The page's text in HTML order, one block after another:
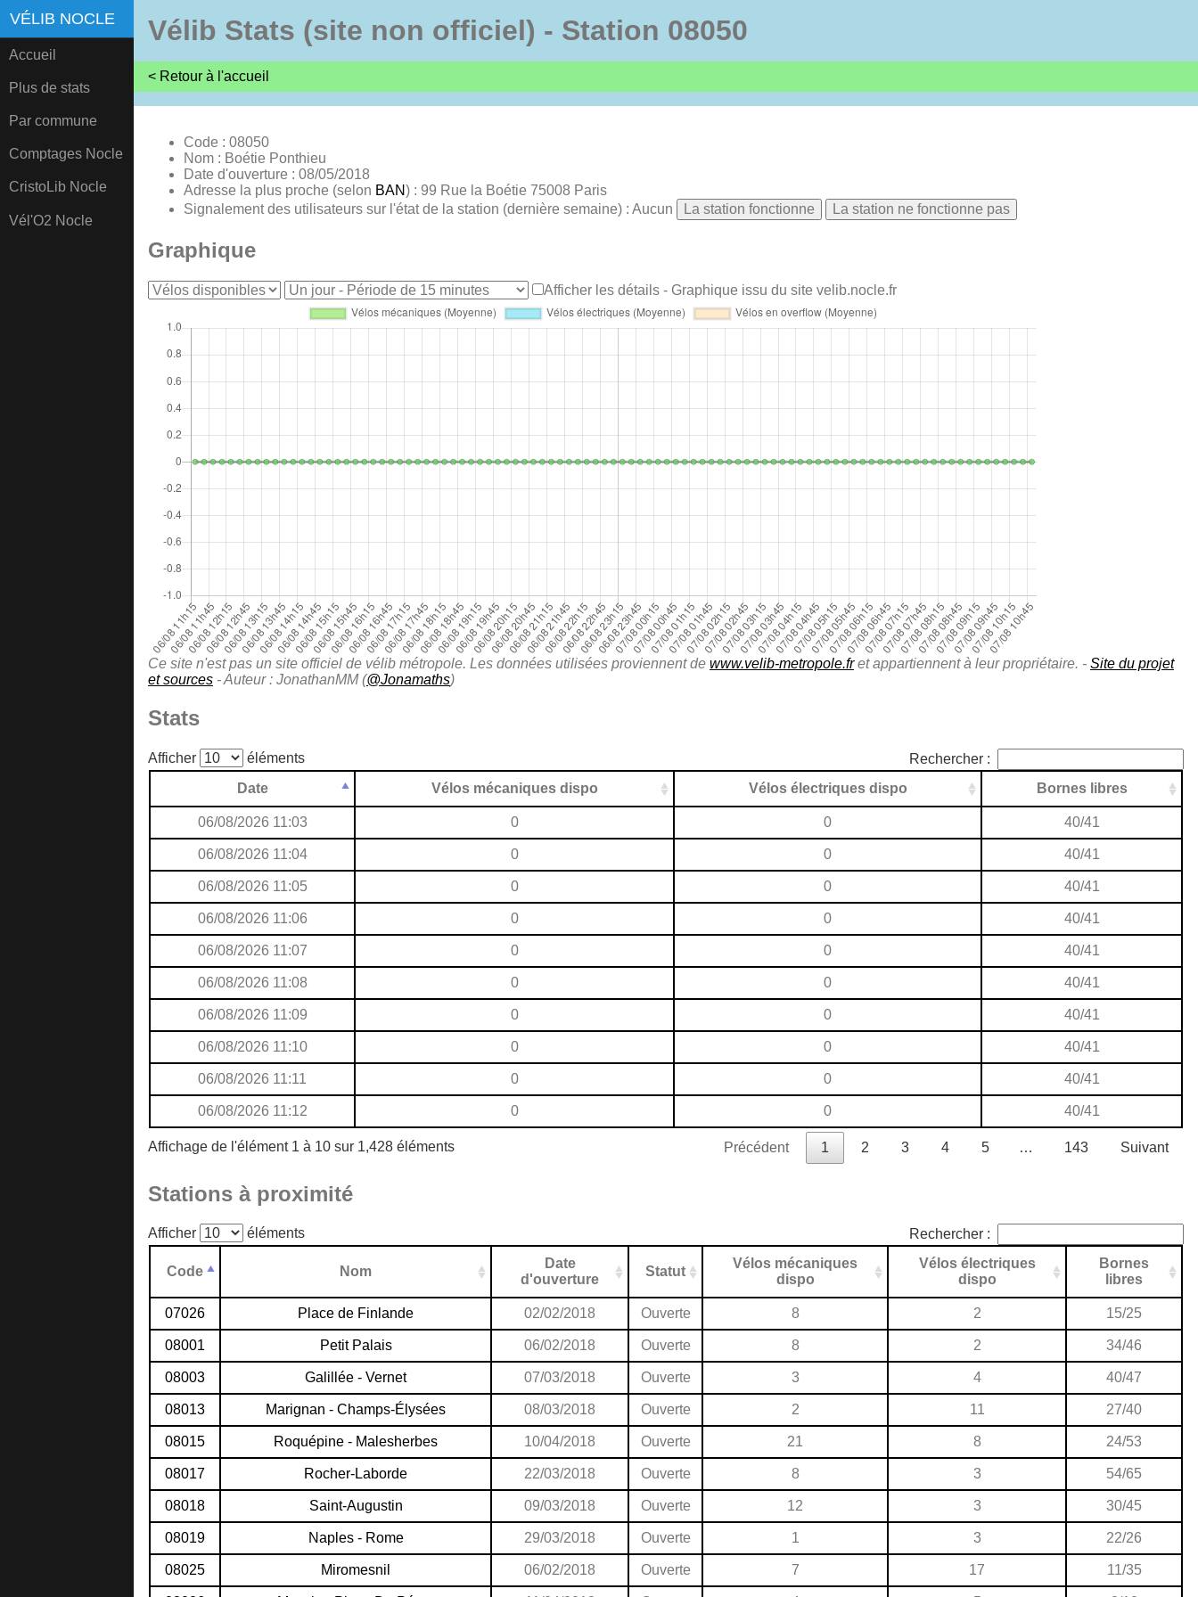
VÉLIB NOCLE
Accueil
Plus de stats
Par commune
Comptages Nocle
CristoLib Nocle
Vél'O2 Nocle
Vélib Stats (site non officiel) - Station 08050
< Retour à l'accueil
Code : 08050
Nom : Boétie Ponthieu
Date d'ouverture : 08/05/2018
Adresse la plus proche (selon BAN) : 99 Rue la Boétie 75008 Paris
Signalement des utilisateurs sur l'état de la station (dernière semaine) : Aucun
La station fonctionne La station ne fonctionne pas
Graphique
Afficher les détails - Graphique issu du site velib.nocle.fr
Ce site n'est pas un site officiel de vélib métropole. Les données utilisées proviennent de www.velib-metropole.fret appartiennent à leur propriétaire. - Site du projet
et sources - Auteur : JonathanMM (@Jonamaths)
Stats
Afficher éléments
Rechercher :
Date
Vélos mécaniques dispo Vélos électriques dispo Bornes libres
06/08/2026 11:03 0 0 40/41
06/08/2026 11:04 0 0 40/41
06/08/2026 11:05 0 0 40/41
06/08/2026 11:06 0 0 40/41
06/08/2026 11:07 0 0 40/41
06/08/2026 11:08 0 0 40/41
06/08/2026 11:09 0 0 40/41
06/08/2026 11:10 0 0 40/41
06/08/2026 11:11 0 0 40/41
06/08/2026 11:12 0 0 40/41
Affichage de l'élément 1 à 10 sur 1,428 éléments Précédent 1 2 3 4 5 … 143 Suivant
Stations à proximité
Afficher éléments Rechercher :
Code Nom
Date
d'ouverture
Statut
Vélos mécaniques
dispo
Vélos électriques
dispo
Bornes
libres
07026 Place de Finlande 02/02/2018 Ouverte 8 2 15/25
08001 Petit Palais 06/02/2018 Ouverte 8 2 34/46
08003 Galillée - Vernet 07/03/2018 Ouverte 3 4 40/47
08013 Marignan - Champs-Élysées 08/03/2018 Ouverte 2 11 27/40
08015 Roquépine - Malesherbes 10/04/2018 Ouverte 21 8 24/53
08017 Rocher-Laborde 22/03/2018 Ouverte 8 3 54/65
08018 Saint-Augustin 09/03/2018 Ouverte 12 3 30/45
08019 Naples - Rome 29/03/2018 Ouverte 1 3 22/26
08025 Miromesnil 06/02/2018 Ouverte 7 17 11/35